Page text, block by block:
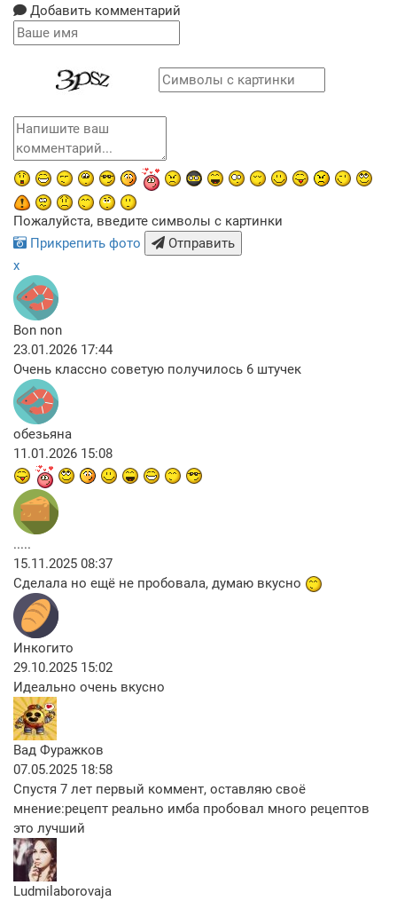
Добавить комментарий
Пожалуйста, введите символы с картинки
Прикрепить фото
Отправить
x
Bon non
23.01.2026 17:44
Очень классно советую получилось 6 штучек
обезьяна
11.01.2026 15:08
.....
15.11.2025 08:37
Сделала но ещё не пробовала, думаю вкусно
Инкогито
29.10.2025 15:02
Идеально очень вкусно
Вад Фуражков
07.05.2025 18:58
Спустя 7 лет первый коммент, оставляю своё
мнение:рецепт реально имба пробовал много рецептов
это лучший
Ludmilaborovaja